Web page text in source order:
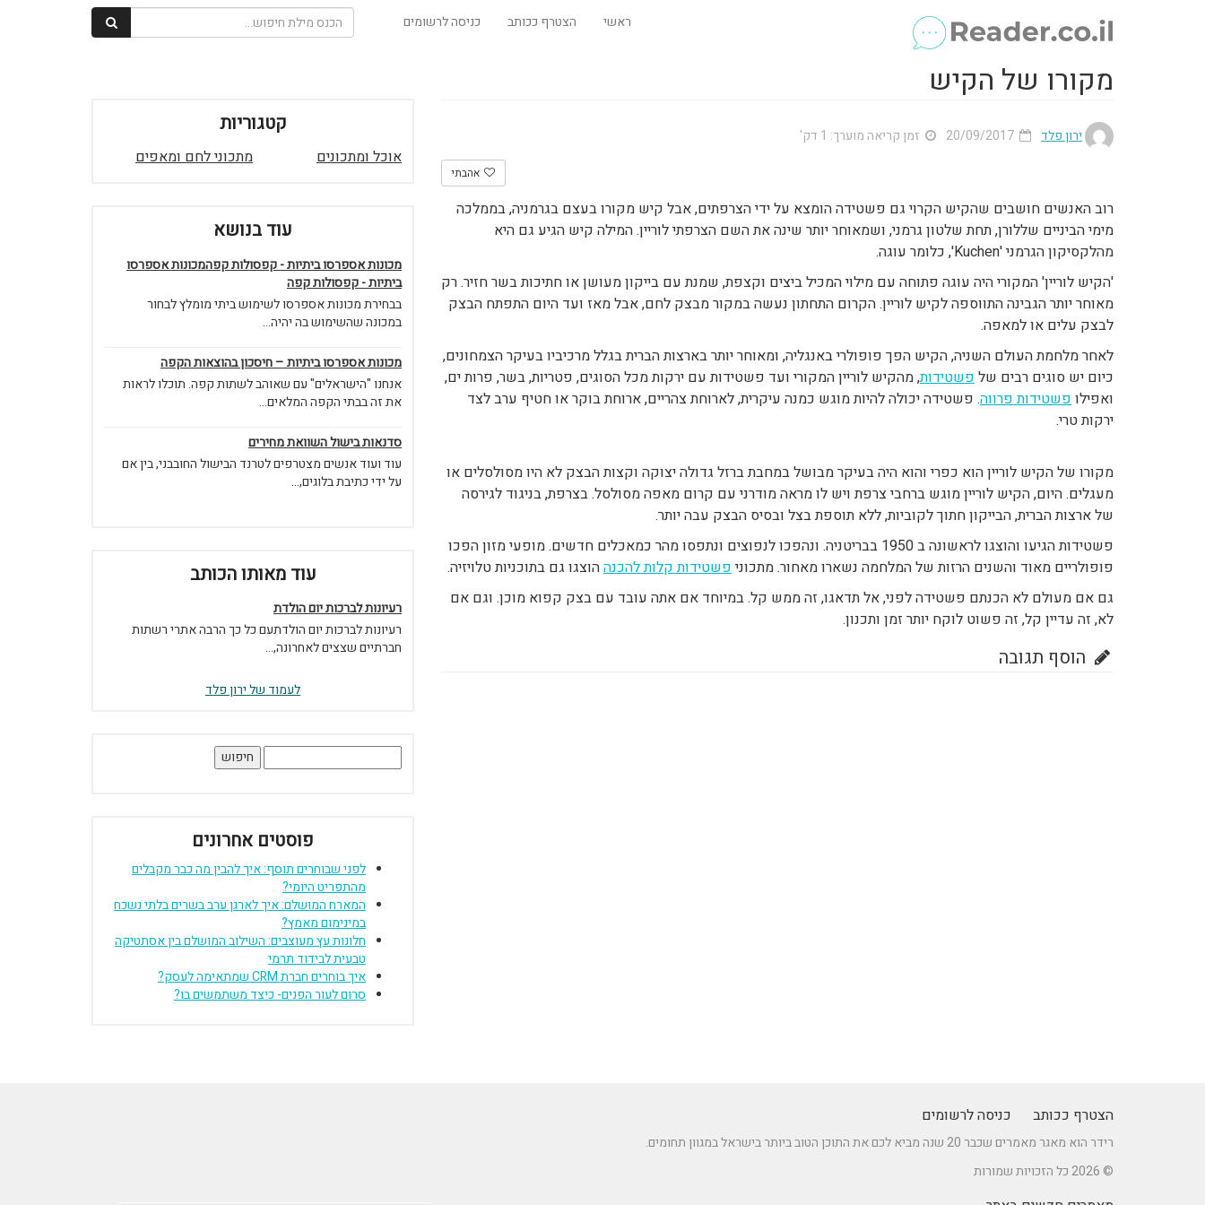
ראשי הצטרף ככותב כניסה לרשומים
מקורו של הקיש
ירון פלד זמן קריאה מוערך: 1 דק'
אהבתי
רוב האנשים חושבים שהקיש הקרוי גם פשטידה הומצא על ידי הצרפתים, אבל קיש מקורו בעצם בגרמניה, בממלכה
מימי הביניים שללורן, תחת שלטון גרמני, ושמאוחר יותר שינה את השם הצרפתי לוריין. המילה קיש הגיע גם היא
מהלקסיקון הגרמני 'Kuchen', כלומר עוגה.
'הקיש לוריין' המקורי היה עוגה פתוחה עם מילוי המכיל ביצים וקצפת, שמנת עם בייקון מעושן או חתיכות בשר חזיר. רק
מאוחר יותר הגבינה התווספה לקיש לוריין. הקרום התחתון נעשה במקור מבצק לחם, אבל מאז ועד היום התפתח הבצק
לבצק עלים או למאפה.
לאחר מלחמת העולם השניה, הקיש הפך פופולרי באנגליה, ומאוחר יותר בארצות הברית בגלל מרכיביו בעיקר הצמחונים,
כיום יש סוגים רבים שלפשטידות, מהקיש לוריין המקורי ועד פשטידות עם ירקות מכל הסוגים, פטריות, בשר, פרות ים,
ואפילופשטידות פרווה. פשטידה יכולה להיות מוגש כמנה עיקרית, לארוחת צהריים, ארוחת בוקר או חטיף ערב לצד
ירקות טרי.
מקורו של הקיש לוריין הוא כפרי והוא היה בעיקר מבושל במחבת ברזל גדולה יצוקה וקצות הבצק לא היו מסולסלים או
מעגלים. היום, הקיש לוריין מוגש ברחבי צרפת ויש לו מראה מודרני עם קרום מאפה מסולסל. בצרפת, בניגוד לגירסה
של ארצות הברית, הבייקון חתוך לקוביות, ללא תוספת בצל ובסיס הבצק עבה יותר.
פשטידות הגיעו והוצגו לראשונה ב 1950 בבריטניה. ונהפכו לנפוצים ונתפסו מהר כמאכלים חדשים. מופעי מזון הפכו
פופולריים מאוד והשנים הרזות של המלחמה נשארו מאחור. מתכוניפשטידות קלות להכנההוצגו גם בתוכניות טלויזיה.
גם אם מעולם לא הכנתם פשטידה לפני, אל תדאגו, זה ממש קל. במיוחד אם אתה עובד עם בצק קפוא מוכן. וגם אם
לא, זה עדיין קל, זה פשוט לוקח יותר זמן ותכנון.
הוסף תגובה
קטגוריות
אוכל ומתכונים מתכוני לחם ומאפים
עוד בנושא
מכונות אספרסו ביתיות - קפסולות קפהמכונות אספרסו
ביתיות - קפסולות קפה
בבחירת מכונות אספרסו לשימוש ביתי מומלץ לבחור
במכונה שהשימוש בה יהיה...
מכונות אספרסו ביתיות – חיסכון בהוצאות הקפה
אנחנו "הישראלים" עם שאוהב לשתות קפה. תוכלו לראות
את זה בבתי הקפה המלאים...
סדנאות בישול השוואת מחירים
עוד ועוד אנשים מצטרפים לטרנד הבישול החובבני, בין אם
על ידי כתיבת בלוגים,...
עוד מאותו הכותב
רעיונות לברכות יום הולדת
רעיונות לברכות יום הולדתעם כל כך הרבה אתרי רשתות
חברתיים שצצים לאחרונה,...
לעמוד של ירון פלד
פוסטים אחרונים
לפני שבוחרים תוסף: איך להבין מה כבר מקבלים
מהתפריט היומי?
המארח המושלם: איך לארגן ערב בשרים בלתי נשכח
במינימום מאמץ?
חלונות עץ מעוצבים: השילוב המושלם בין אסתטיקה
טבעית לבידוד תרמי
איך בוחרים חברת CRM שמתאימה לעסק?
סרום לעור הפנים- כיצד משתמשים בו?
הצטרף ככותב כניסה לרשומים
רידר הוא מאגר מאמרים שכבר 20 שנה מביא לכם את התוכן הטוב ביותר בישראל במגוון תחומים.
© 2026 כל הזכויות שמורות